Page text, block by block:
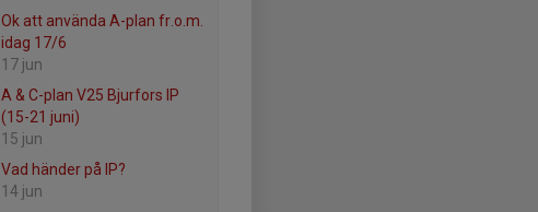
Ok att använda A-plan fr.o.m.
idag 17/6
17 jun
A & C-plan V25 Bjurfors IP
(15-21 juni)
15 jun
Vad händer på IP?
14 jun